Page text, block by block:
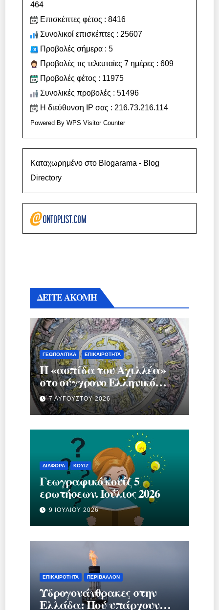
464
Επισκέπτες φέτος : 8416
Συνολικοί επισκέπτες : 25607
Προβολές σήμερα : 5
Προβολές τις τελευταίες 7 ημέρες : 609
Προβολές φέτος : 11975
Συνολικές προβολές : 51496
Η διεύθυνση IP σας : 216.73.216.114
Powered ByWPS Visitor Counter
Καταχωρημένο στο Blogarama - Blog
Directory
ΔΕΙΤΕ ΑΚΟΜΗ
ΓΕΩΠΟΛΙΤΙΚΆ ΕΠΙΚΑΙΡΌΤΗΤΑ
Η «ασπίδα του Αχιλλέα»
στο σύγχρονο Ελληνικό
κράτος.
7 ΑΥΓΟΎΣΤΟΥ 2026
ΔΙΆΦΟΡΑ ΚΟΥΊΖ
Γεωγραφικό κουίζ 5
ερωτήσεων. Ιούλιος 2026
9 ΙΟΥΛΊΟΥ 2026
ΕΠΙΚΑΙΡΌΤΗΤΑ ΠΕΡΙΒΆΛΛΟΝ
Υδρογονάνθρακες στην
Ελλάδα: Πού υπάρχουν